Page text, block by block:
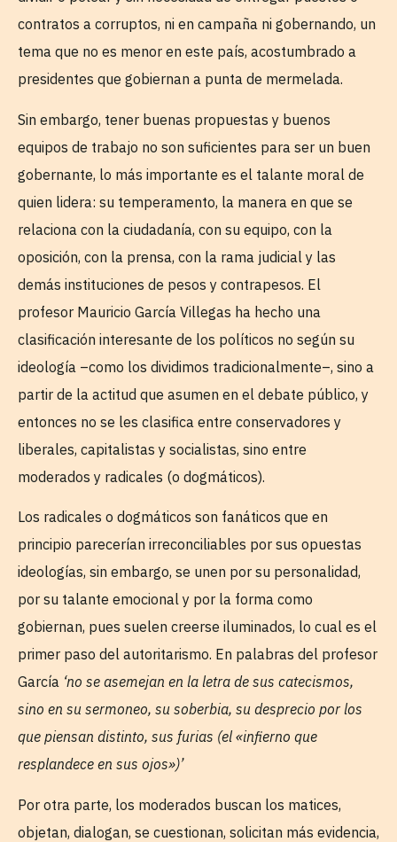
contratos a corruptos, ni en campaña ni gobernando, un
tema que no es menor en este país, acostumbrado a
presidentes que gobiernan a punta de mermelada.
Sin embargo, tener buenas propuestas y buenos
equipos de trabajo no son suficientes para ser un buen
gobernante, lo más importante es el talante moral de
quien lidera: su temperamento, la manera en que se
relaciona con la ciudadanía, con su equipo, con la
oposición, con la prensa, con la rama judicial y las
demás instituciones de pesos y contrapesos. El
profesor Mauricio García Villegas ha hecho una
clasificación interesante de los políticos no según su
ideología –como los dividimos tradicionalmente–, sino a
partir de la actitud que asumen en el debate público, y
entonces no se les clasifica entre conservadores y
liberales, capitalistas y socialistas, sino entre
moderados y radicales (o dogmáticos).
Los radicales o dogmáticos son fanáticos que en
principio parecerían irreconciliables por sus opuestas
ideologías, sin embargo, se unen por su personalidad,
por su talante emocional y por la forma como
gobiernan, pues suelen creerse iluminados, lo cual es el
primer paso del autoritarismo. En palabras del profesor
García ‘no se asemejan en la letra de sus catecismos,
sino en su sermoneo, su soberbia, su desprecio por los
que piensan distinto, sus furias (el «infierno que
resplandece en sus ojos»)’
Por otra parte, los moderados buscan los matices,
objetan, dialogan, se cuestionan, solicitan más evidencia,